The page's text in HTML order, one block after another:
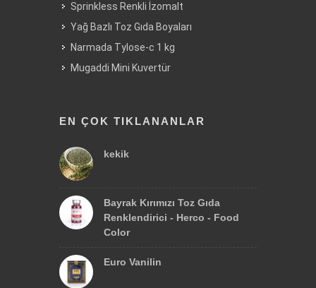
Sprinkless Renkli İzomalt
Yağ Bazlı Toz Gıda Boyaları
Narmada Tylose-c 1 kg
Mugaddi Mini Kuvertür
EN ÇOK TIKLANANLAR
kekik
Bayrak Kırımızı Toz Gıda
Renklendirici - Herco - Food
Color
Euro Vanilin